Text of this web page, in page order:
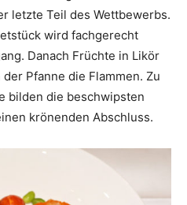
letzte Teil des Wettbewerbs.
wird fachgerecht
Danach Früchte in Likör
Pfanne die Flammen. Zu
bilden die beschwipsten
krönenden Abschluss.